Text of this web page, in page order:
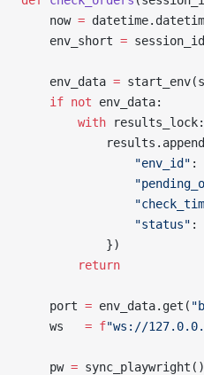
    now
=
    env_short
=
    env_data
=
    if
not env_data:
        with
results_lock:
                "env_id"
:
                "status"
:
            })
        return
    port
= env_data.get(
    ws
= f"ws://
    pw
=